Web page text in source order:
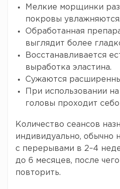
Мелкие морщинки
покровы увлажняются.
Обработанная
выглядит более
Восстанавливается
выработка эластина.
Сужаются
При использовании
головы проходит
Количество сеансов
индивидуально, обычно
с перерывами в 2–4
до 6 месяцев, после
повторить.